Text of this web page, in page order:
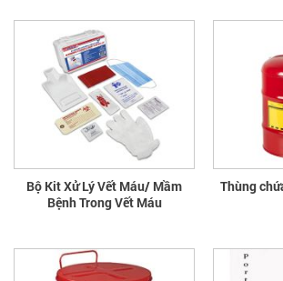
Bộ Kit Xử Lý Vết Máu/ Mầm
Bệnh Trong Vết Máu
Thùng